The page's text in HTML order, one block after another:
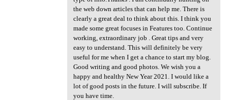
the web down articles that can help me. There is
clearly a great deal to think about this. I think you
made some great focuses in Features too. Continue
working, extraordinary job . Great tips and very
easy to understand. This will definitely be very
useful for me when I get a chance to start my blog.
Good writing and good photos. We wish you a
happy and healthy New Year 2021. I would like a
lot of good posts in the future. I will subscribe. If
you have time.